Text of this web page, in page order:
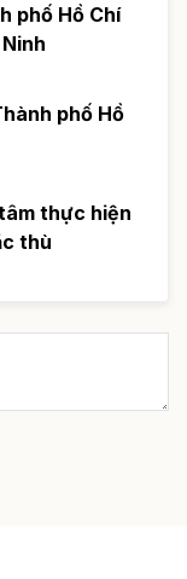
phố Hồ Chí
phố Hồ
thực hiện
thù